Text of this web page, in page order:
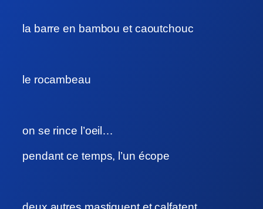
la barre en bambou et caoutchouc
le rocambeau
on se rince l’oeil…
pendant ce temps, l’un écope